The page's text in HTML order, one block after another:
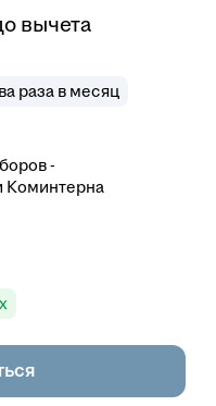
вычета
раза в месяц
-
Коминтерна